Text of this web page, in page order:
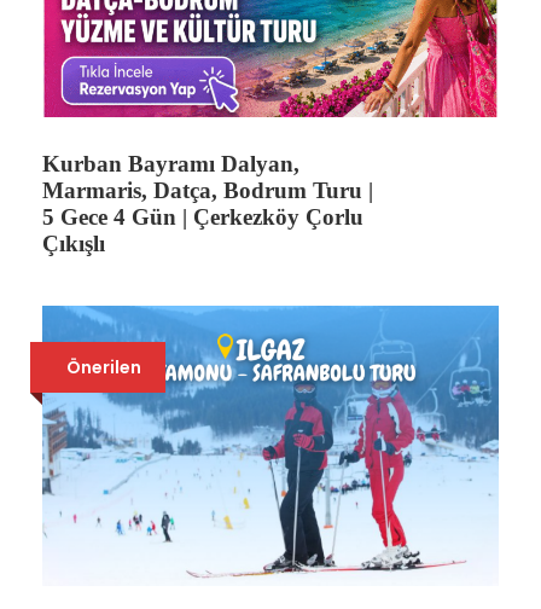
Tur Tarihleri & Fiyatlar
22 Mayıs Gidiş – 30
Mayıs Dönüş
Tur Ücreti:
İki kişilik odada kişi başı 599 €
3–12 yaş çocuk (2 yetişkin yanında)
499 €
7 Ağustos Gidiş – 15
Ağustos Dönüş
Tur Ücreti:
İki kişilik odada kişi başı 549 €
Kurban Bayramı Dalyan,
Marmaris, Datça, Bodrum Turu |
5 Gece 4 Gün | Çerkezköy Çorlu
Çıkışlı
Önerilen